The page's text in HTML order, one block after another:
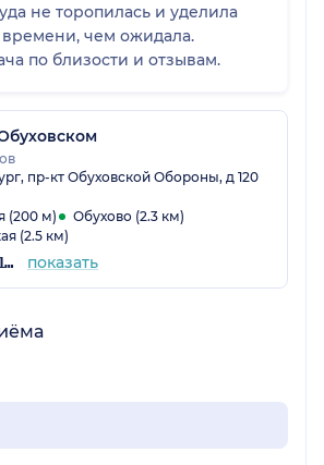
не торопилась и уделила
чем ожидала.
по близости и отзывам.
пр-кт Обуховской Обороны, д 120
(200 м)
Обухово (2.3 км)
(2.5 км)
+7 (812) 605-71-19 показать